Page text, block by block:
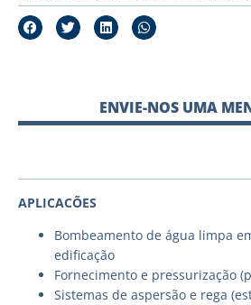
ENVIE-NOS UMA
APLICACÕES
Bombeamento de água limpa
edificação
Fornecimento e pressurização
Sistemas de aspersão e rega